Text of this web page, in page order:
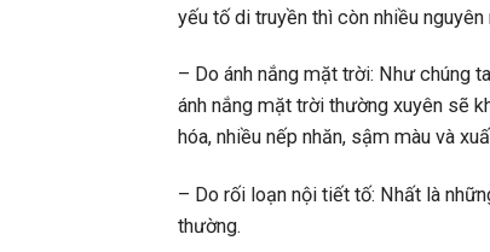
yếu tố di truyền thì còn nhiều
– Do ánh nắng mặt trời: Như chúng
ánh nắng mặt trời thường xuyên sẽ
hóa, nhiều nếp nhăn, sậm màu và
– Do rối loạn nội tiết tố: Nhất là
thường.